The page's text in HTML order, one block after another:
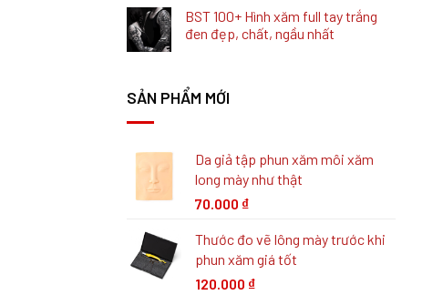
BST 100+ Hình xăm full tay trắng
đen đẹp, chất, ngầu nhất
SẢN PHẨM MỚI
Da giả tập phun xăm môi xăm
long mày như thật
70.000 ₫
Thước đo vẽ lông mày trước khi
phun xăm giá tốt
120.000 ₫